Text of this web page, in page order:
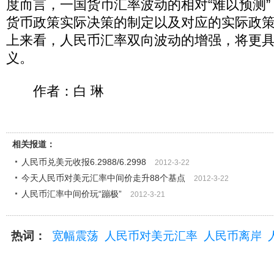
度而言，一国货币汇率波动的相对“难以预测
货币政策实际决策的制定以及对应的实际政
上来看，人民币汇率双向波动的增强，将更
义。
作者：白 琳
相关报道：
人民币兑美元收报6.2988/6.2998
2012-3-22
今天人民币对美元汇率中间价走升88个基点 2012-3-22
人民币汇率中间价玩“蹦极” 2012-3-21
热词： 宽幅震荡 人民币对美元汇率 人民币离岸